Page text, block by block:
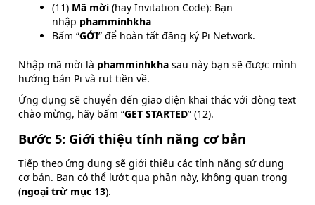
(11) Mã mời (hay Invitation Code): Bạn
nhập phamminhkha
Bấm “GỞI” để hoàn tất đăng ký Pi Network.
Nhập mã mời là phamminhkha sau này bạn sẽ được mình
hướng bán Pi và rut tiền về.
Ứng dụng sẽ chuyển đến giao diện khai thác với dòng text
chào mừng, hãy bấm “GET STARTED” (12).
Bước 5: Giới thiệu tính năng cơ bản
Tiếp theo ứng dụng sẽ giới thiệu các tính năng sử dụng
cơ bản. Bạn có thể lướt qua phần này, không quan trọng
(ngoại trừ mục 13).